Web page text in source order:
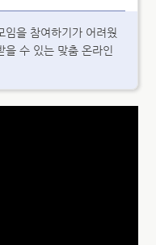
임을 참여하기가 어려웠
수 있는 맞춤 온라인